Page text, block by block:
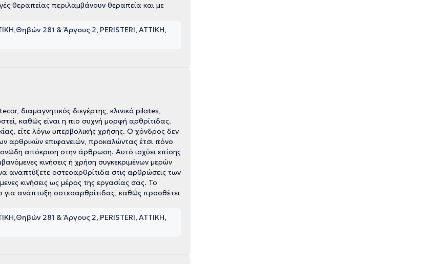
θεραπείας περιλαμβάνουν θεραπεία και με
Θηβών 281 & Άργους 2, PERISTERI, ΑΤΤΙΚΗ
διαμαγνητικός διεγέρτης, κλινικό pilates,
καθώς είναι η πιο συχνή μορφή αρθρίτιδας.
είτε λόγω υπερβολικής χρήσης. Ο χόνδρος δεν
αρθρικών επιφανειών, προκαλώντας έτσι πόνο
απόκριση στην άρθρωση. Αυτό ισχύει επίσης
κινήσεις ή χρήση συγκεκριμένων μερών
αναπτύξετε οστεοαρθρίτιδα στις αρθρώσεις των
κινήσεις ως μέρος της εργασίας σας. Το
για ανάπτυξη οστεοαρθρίτιδας, καθώς προσθέτει
Θηβών 281 & Άργους 2, PERISTERI, ΑΤΤΙΚΗ